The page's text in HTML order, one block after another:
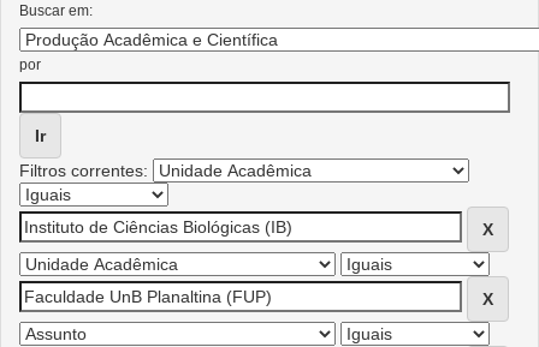
Buscar em:
por
Filtros correntes: